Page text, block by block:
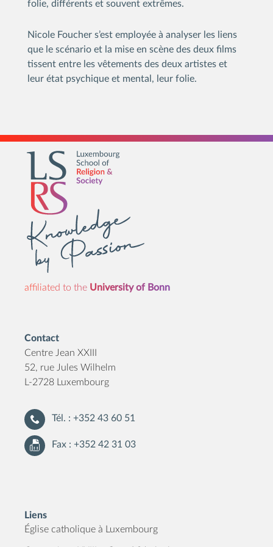
folie, différents et souvent extrêmes.
Nicole Foucher s’est employée à analyser les liens
que le scénario et la mise en scène des deux films
tissent entre les vêtements des deux artistes et
leur état psychique et mental, leur folie.
Contact
Centre Jean XXIII
52, rue Jules Wilhelm
L-2728 Luxembourg
Tél. : +352 43 60 51
Fax : +352 42 31 03
Liens
Église catholique à Luxembourg
affiliated to the University of Bonn